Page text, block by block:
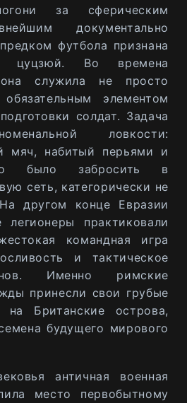
за сферическим
документально
футбола признана
цуцзюй. Во времена
служила не просто
элементом
солдат. Задача
ловкости:
мяч, набитый перьями и
было забросить в
сеть, категорически не
другом конце Евразии
практиковали
командная игра
и тактическое
Именно римские
принесли свои грубые
Британские острова,
будущего мирового
античная военная
место первобытному